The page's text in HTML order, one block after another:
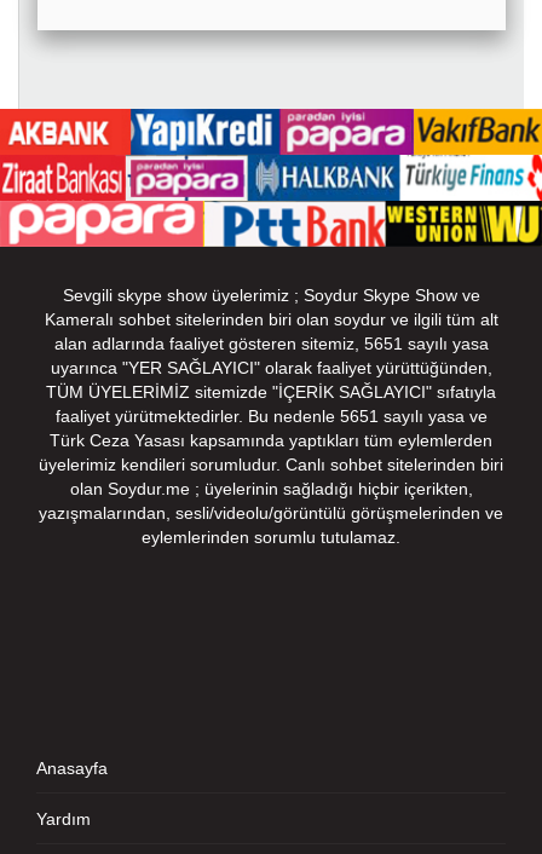
Sevgili skype show üyelerimiz ; Soydur Skype Show ve
Kameralı sohbet sitelerinden biri olan soydur ve ilgili tüm alt
alan adlarında faaliyet gösteren sitemiz, 5651 sayılı yasa
uyarınca "YER SAĞLAYICI" olarak faaliyet yürüttüğünden,
TÜM ÜYELERİMİZ sitemizde "İÇERİK SAĞLAYICI" sıfatıyla
faaliyet yürütmektedirler. Bu nedenle 5651 sayılı yasa ve
Türk Ceza Yasası kapsamında yaptıkları tüm eylemlerden
üyelerimiz kendileri sorumludur. Canlı sohbet sitelerinden biri
olan Soydur.me ; üyelerinin sağladığı hiçbir içerikten,
yazışmalarından, sesli/videolu/görüntülü görüşmelerinden ve
eylemlerinden sorumlu tutulamaz.
Anasayfa
Yardım